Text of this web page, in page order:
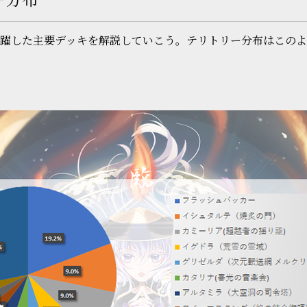
した主要デッキを解説していこう。テリトリー分布はこの